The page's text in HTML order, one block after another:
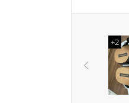
+2